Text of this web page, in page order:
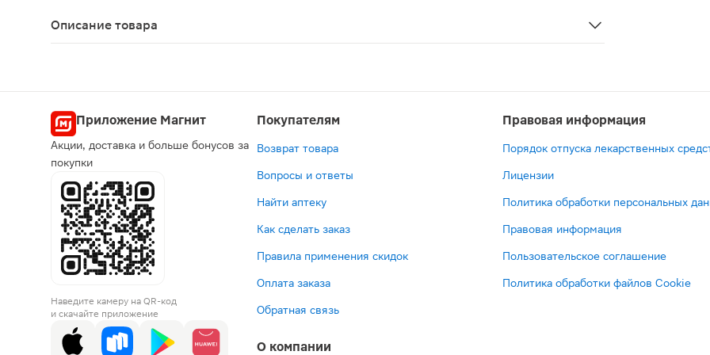
Описание товара
Приложение Магнит
Акции, доставка и больше бонусов за
покупки
Наведите камеру на QR-код
и скачайте приложение
Покупателям
Возврат товара
Вопросы и ответы
Найти аптеку
Как сделать заказ
Правила применения скидок
Оплата заказа
Обратная связь
О компании
Правовая информация
Порядок отпуска лекарственных
Лицензии
Политика обработки персональных
Правовая информация
Пользовательское соглашение
Политика обработки файлов Cookie